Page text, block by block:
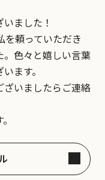
ました！
を頼っていただき
。色々と嬉しい言葉
ます。
ざいましたらご連絡